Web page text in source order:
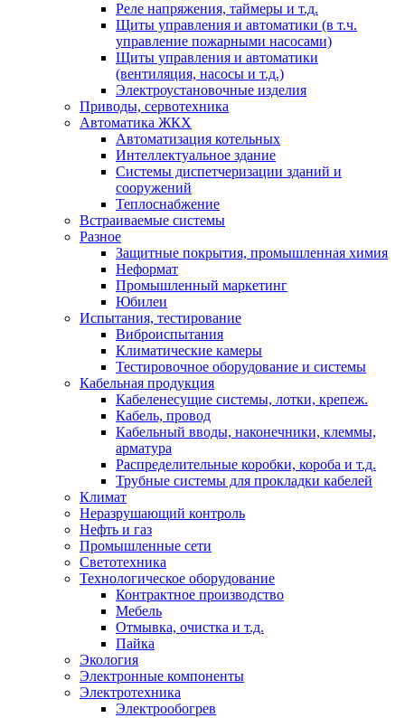
Реле напряжения, таймеры и т.д.
Щиты управления и автоматики (в т.ч.
управление пожарными насосами)
Щиты управления и автоматики
(вентиляция, насосы и т.д.)
Электроустановочные изделия
Приводы, сервотехника
Автоматика ЖКХ
Автоматизация котельных
Интеллектуальное здание
Системы диспетчеризации зданий и
сооружений
Теплоснабжение
Встраиваемые системы
Разное
Защитные покрытия, промышленная химия
Неформат
Промышленный маркетинг
Юбилеи
Испытания, тестирование
Виброиспытания
Климатические камеры
Тестировочное оборудование и системы
Кабельная продукция
Кабеленесущие системы, лотки, крепеж.
Кабель, провод
Кабельный вводы, наконечники, клеммы,
арматура
Распределительные коробки, короба и т.д.
Трубные системы для прокладки кабелей
Климат
Неразрушающий контроль
Нефть и газ
Промышленные сети
Светотехника
Технологическое оборудование
Контрактное производство
Мебель
Отмывка, очистка и т.д.
Пайка
Экология
Электронные компоненты
Электротехника
Электрообогрев